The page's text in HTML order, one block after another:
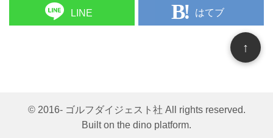
LINE はてブ
© 2016- ゴルフダイジェスト社 All rights reserved.
Built on the dino platform.
↑